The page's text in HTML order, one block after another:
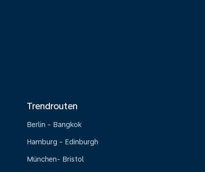
Trendrouten
Berlin - Bangkok
Hamburg - Edinburgh
München- Bristol